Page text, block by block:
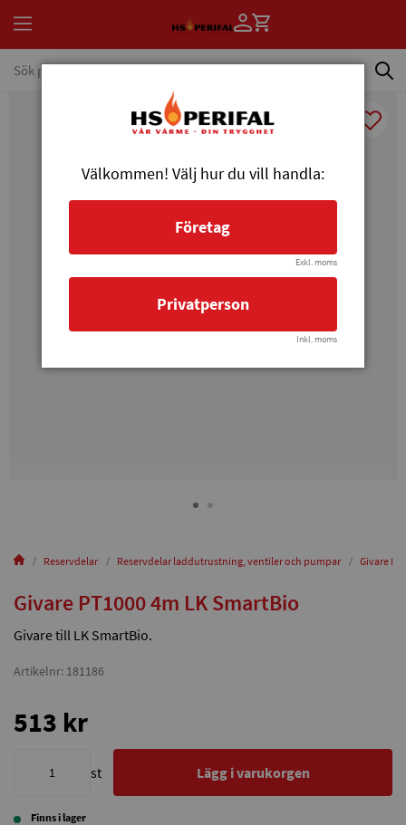
Reservdelar Reservdelar laddutrustning, ventiler och pumpar Givare
Givare PT1000 4m LK SmartBio
Givare till LK SmartBio.
Artikelnr: 181186
513 kr
st Lägg i varukorgen
Finns i lager
Välkommen! Välj hur du vill handla:
Företag
Exkl. moms
Privatperson
Inkl. moms